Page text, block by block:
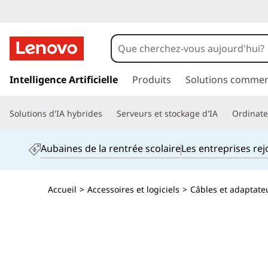
a
e
c
Intelligence Artificielle Produits Solutions
Solutions d'IA hybrides Serveurs et stockage d'IA
Aubaines de la rentrée scolaireLes entreprises
Accueil > Accessoires et logiciels > Câbles et